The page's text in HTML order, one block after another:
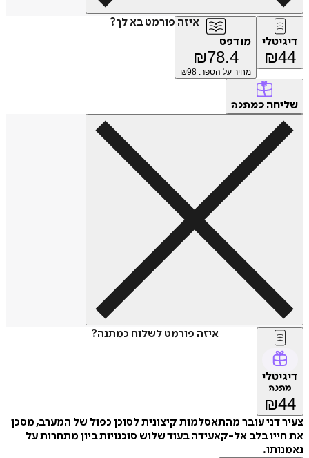
איזה פורמט בא לך?
דיגיטלי
₪44
מודפס
₪78.4
מחיר על הספר: ₪ 98
שליחה כמתנה
איזה פורמט לשלוח כמתנה?
דיגיטלי
מתנה
₪44
צעיר דני עובר מהתאסלמות קיצונית לסוכן כפול של המערב, מסכן
את חייו בלב אל-קאעידה בעוד שלוש סוכנויות ביון מתחרות על
נאמנותו.